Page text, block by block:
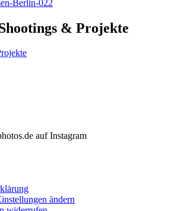
& Projekte
auf Instagram
ändern